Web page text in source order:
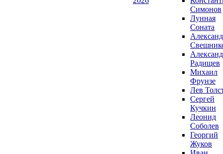
Симонов
Лунная
Соната
Радищев
Михаил
Фрунзе
Лев
Сергей
Кучкин
Леонид
Соболев
Георгий
Жуков